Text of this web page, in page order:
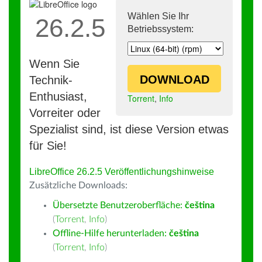
Wählen Sie Ihr
Betriebssystem:
DOWNLOAD
Torrent, Info
26.2.5
Wenn Sie
Technik-
Enthusiast,
Vorreiter oder
Spezialist sind, ist diese Version etwas
für Sie!
LibreOffice 26.2.5 Veröffentlichungshinweise
Zusätzliche Downloads:
Übersetzte Benutzeroberfläche: čeština
(Torrent, Info)
Offline-Hilfe herunterladen: čeština
(Torrent, Info)